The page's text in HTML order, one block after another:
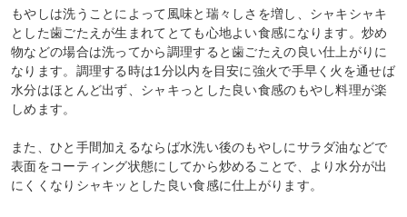
もやしは洗うことによって風味と瑞々しさを増し、シャキシャキ
とした歯ごたえが生まれてとても心地よい食感になります。炒め
物などの場合は洗ってから調理すると歯ごたえの良い仕上がりに
なります。調理する時は1分以内を目安に強火で手早く火を通せば
水分はほとんど出ず、シャキっとした良い食感のもやし料理が楽
しめます。
また、ひと手間加えるならば水洗い後のもやしにサラダ油などで
表面をコーティング状態にしてから炒めることで、より水分が出
にくくなりシャキッとした良い食感に仕上がります。